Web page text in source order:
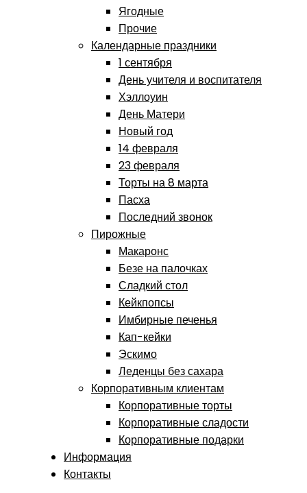
Ягодные
Прочие
Календарные праздники
1 сентября
День учителя и воспитателя
Хэллоуин
День Матери
Новый год
14 февраля
23 февраля
Торты на 8 марта
Пасха
Последний звонок
Пирожные
Макаронс
Безе на палочках
Сладкий стол
Кейкпопсы
Имбирные печенья
Кап-кейки
Эскимо
Леденцы без сахара
Корпоративным клиентам
Корпоративные торты
Корпоративные сладости
Корпоративные подарки
Информация
Контакты